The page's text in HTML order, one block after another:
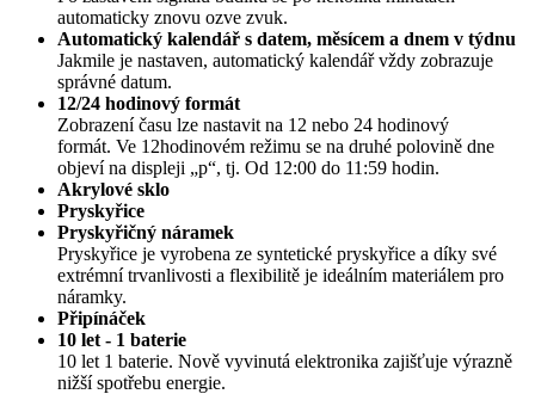
automaticky znovu ozve zvuk.
Automatický kalendář s datem, měsícem a dnem v týdnu
Jakmile je nastaven, automatický kalendář vždy zobrazuje
správné datum.
12/24 hodinový formát
Zobrazení času lze nastavit na 12 nebo 24 hodinový
formát. Ve 12hodinovém režimu se na druhé polovině dne
objeví na displeji „p“, tj. Od 12:00 do 11:59 hodin.
Akrylové sklo
Pryskyřice
Pryskyřičný náramek
Pryskyřice je vyrobena ze syntetické pryskyřice a díky své
extrémní trvanlivosti a flexibilitě je ideálním materiálem pro
náramky.
Připínáček
10 let - 1 baterie
10 let 1 baterie. Nově vyvinutá elektronika zajišťuje výrazně
nižší spotřebu energie.